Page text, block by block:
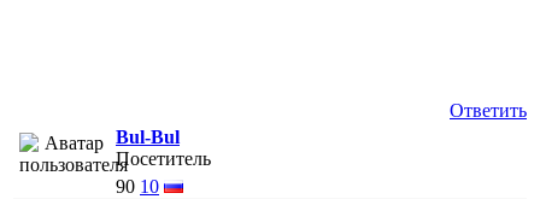
Ответить
Bul-Bul
Посетитель
90 10